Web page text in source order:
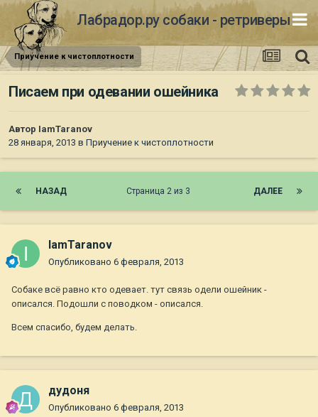
Лабрадор.ру собаки - ретриверы
Приучение к чистоплотности
Писаем при одевании ошейника
Автор IamTaranov
28 января, 2013 в Приучение к чистоплотности
НАЗАД ДАЛЕЕ
Страница 2 из 3
IamTaranov
Опубликовано 6 февраля, 2013
Собаке всё равно кто одевает. тут связь одели ошейник -
описался. Подошли с поводком - описался.
Всем спасибо, будем делать.
дудоня
Опубликовано 6 февраля, 2013